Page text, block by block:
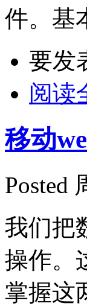
件。基
要发
阅读
移动
Posted
我们把
操作。
掌握这